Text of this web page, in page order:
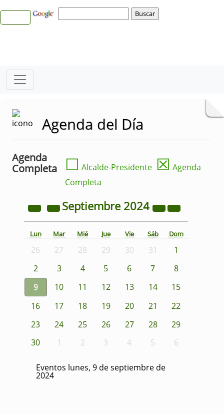
Agenda del Día
Agenda
Completa
☐ Alcalde-Presidente ☒ Agenda
Completa
Septiembre 2024
Lun Mar Mié Jue Vie Sáb Dom
26 27 28 29 30 31
1
2
3 4 5 6 7
8
9
10 11 12 13 14
15
16
17 18 19 20 21
22
23
24 25 26 27 28
29
30
1 2 3 4 5 6
Eventos lunes, 9 de septiembre de
2024